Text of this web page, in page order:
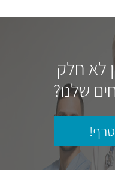
לא חלק
שלנו?